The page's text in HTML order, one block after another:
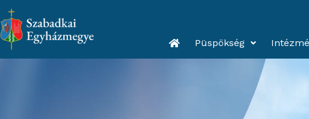
Skip
to
content
Püspökség